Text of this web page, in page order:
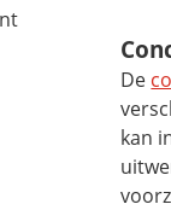
De
kan